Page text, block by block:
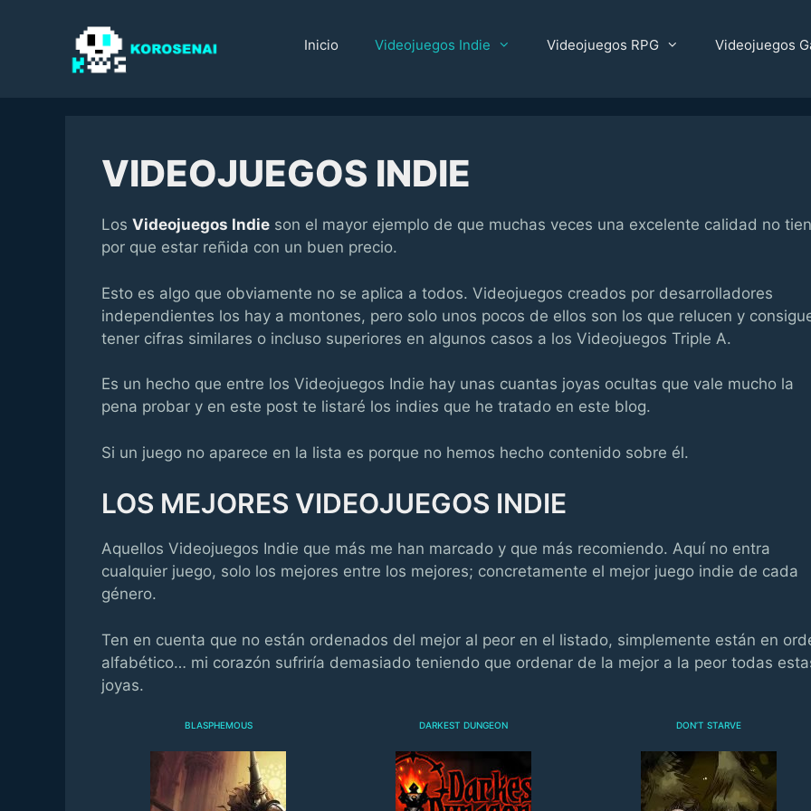
Inicio Videojuegos Indie Videojuegos RPG Videojuegos
VIDEOJUEGOS INDIE
Los Videojuegos Indie son el mayor ejemplo de que muchas veces una excelente calidad no
por que estar reñida con un buen precio.
Esto es algo que obviamente no se aplica a todos. Videojuegos creados por desarrolladores
independientes los hay a montones, pero solo unos pocos de ellos son los que relucen y
tener cifras similares o incluso superiores en algunos casos a los Videojuegos Triple A.
Es un hecho que entre los Videojuegos Indie hay unas cuantas joyas ocultas que vale mucho la
pena probar y en este post te listaré los indies que he tratado en este blog.
Si un juego no aparece en la lista es porque no hemos hecho contenido sobre él.
LOS MEJORES VIDEOJUEGOS INDIE
Aquellos Videojuegos Indie que más me han marcado y que más recomiendo. Aquí no entra
cualquier juego, solo los mejores entre los mejores; concretamente el mejor juego indie de cada
género.
Ten en cuenta que no están ordenados del mejor al peor en el listado, simplemente están en
alfabético… mi corazón sufriría demasiado teniendo que ordenar de la mejor a la peor todas
joyas.
BLASPHEMOUS DARKEST DUNGEON DON’T STARVE